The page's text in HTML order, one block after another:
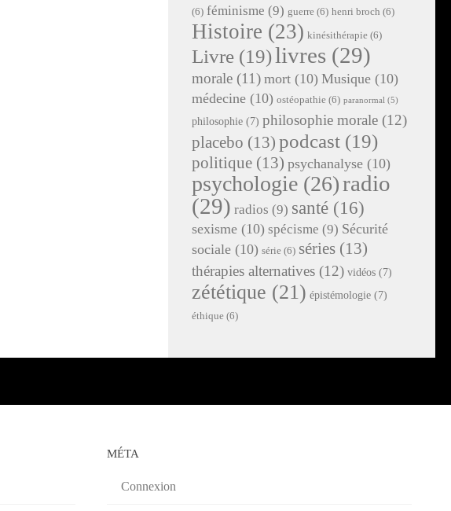
(6) féminisme (9) guerre (6) henri broch (6)
Histoire (23) kinésithérapie (6)
Livre (19)livres (29)
morale (11) mort (10) Musique (10)
médecine (10) ostéopathie (6) paranormal (5)
philosophie (7) philosophie morale (12)
placebo (13) podcast (19)
politique (13) psychanalyse (10)
psychologie (26)radio
(29) radios (9) santé (16)
sexisme (10) spécisme (9) Sécurité
sociale (10) série (6) séries (13)
thérapies alternatives (12) vidéos (7)
zététique (21) épistémologie (7)
éthique (6)
MÉTA
Connexion